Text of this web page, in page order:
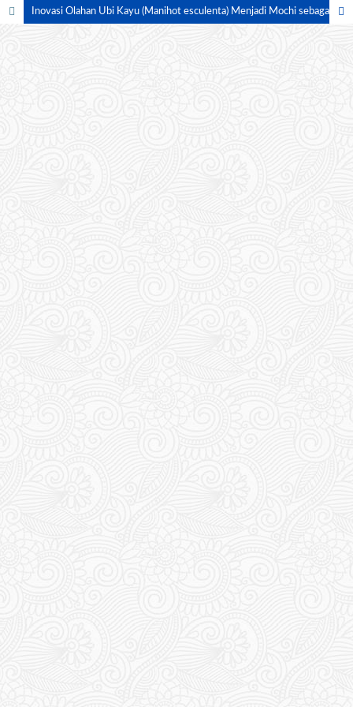
Inovasi Olahan Ubi Kayu (Manihot esculenta) Menjadi Mochi sebagai Upaya Meningkatkan Kreativitas dan Perekonomian Keluarga di Desa Arisan Musi